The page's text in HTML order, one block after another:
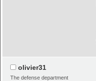
olivier31
The defense department